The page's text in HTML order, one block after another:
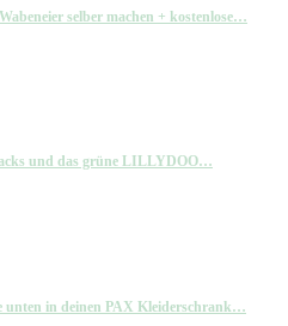
selber machen + kostenlose…
und das grüne LILLYDOO…
unten in deinen PAX Kleiderschrank…